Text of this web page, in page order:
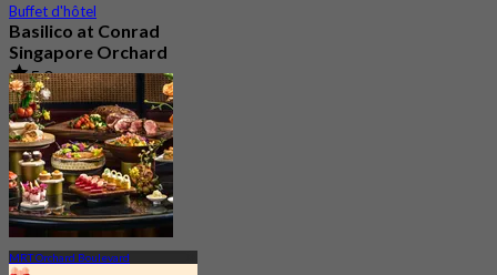
Buffet d'hôtel
Basilico at Conrad
Singapore Orchard
5.0
1.4K Réservé
DeS$ 54.35
MRT Orchard Boulevard